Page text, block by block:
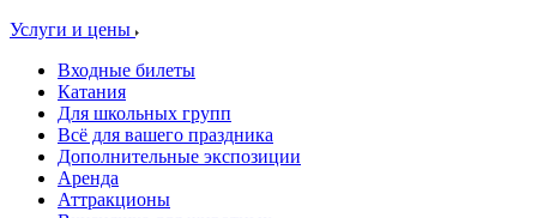
Услуги и цены
Входные билеты
Катания
Для школьных групп
Всё для вашего праздника
Дополнительные экспозиции
Аренда
Аттракционы